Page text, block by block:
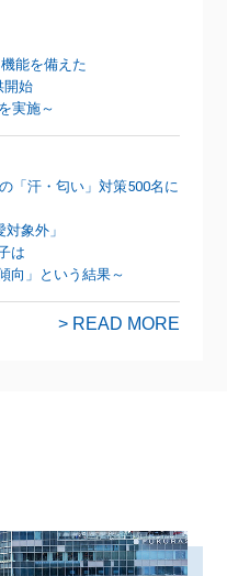
能を備えた
開始
実施～
「汗・匂い」対策500名に
象外」
は
向」という結果～
> READ MORE